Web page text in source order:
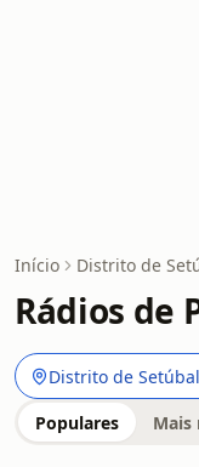
Início Distrito de
Rádios de
Distrito de Setúbal
Populares Mais